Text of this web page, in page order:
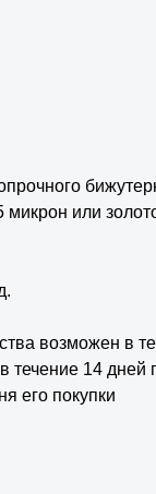
микрон или
возможен в
течение 14 дней
его покупки